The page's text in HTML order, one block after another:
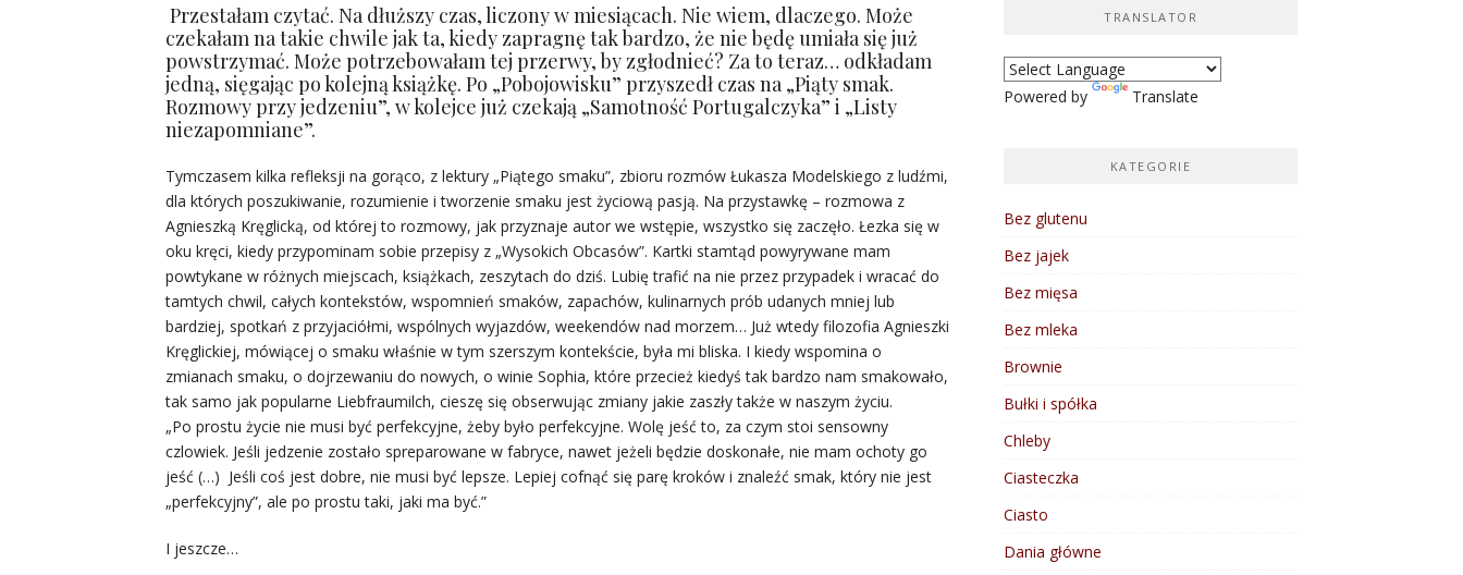
Przestałam czytać. Na dłuższy czas, liczony w miesiącach. Nie wiem, dlaczego. Może
czekałam na takie chwile jak ta, kiedy zapragnę tak bardzo, że nie będę umiała się już
powstrzymać. Może potrzebowałam tej przerwy, by zgłodnieć? Za to teraz… odkładam
jedną, sięgając po kolejną książkę. Po „Pobojowisku” przyszedł czas na „Piąty smak.
Rozmowy przy jedzeniu”, w kolejce już czekają „Samotność Portugalczyka” i „Listy
niezapomniane”.
Tymczasem kilka refleksji na gorąco, z lektury „Piątego smaku”, zbioru rozmów Łukasza Modelskiego z ludźmi,
dla których poszukiwanie, rozumienie i tworzenie smaku jest życiową pasją. Na przystawkę – rozmowa z
Agnieszką Kręglicką, od której to rozmowy, jak przyznaje autor we wstępie, wszystko się zaczęło. Łezka się w
oku kręci, kiedy przypominam sobie przepisy z „Wysokich Obcasów”. Kartki stamtąd powyrywane mam
powtykane w różnych miejscach, książkach, zeszytach do dziś. Lubię trafić na nie przez przypadek i wracać do
tamtych chwil, całych kontekstów, wspomnień smaków, zapachów, kulinarnych prób udanych mniej lub
bardziej, spotkań z przyjaciółmi, wspólnych wyjazdów, weekendów nad morzem… Już wtedy filozofia Agnieszki
Kręglickiej, mówiącej o smaku właśnie w tym szerszym kontekście, była mi bliska. I kiedy wspomina o
zmianach smaku, o dojrzewaniu do nowych, o winie Sophia, które przecież kiedyś tak bardzo nam smakowało,
tak samo jak popularne Liebfraumilch, cieszę się obserwując zmiany jakie zaszły także w naszym życiu.
„Po prostu życie nie musi być perfekcyjne, żeby było perfekcyjne. Wolę jeść to, za czym stoi sensowny
czlowiek. Jeśli jedzenie zostało spreparowane w fabryce, nawet jeżeli będzie doskonałe, nie mam ochoty go
jeść (…) Jeśli coś jest dobre, nie musi być lepsze. Lepiej cofnąć się parę kroków i znaleźć smak, który nie jest
„perfekcyjny”, ale po prostu taki, jaki ma być.”
I jeszcze…
TRANSLATOR
Powered by Translate
KATEGORIE
Bez glutenu
Bez jajek
Bez mięsa
Bez mleka
Brownie
Bułki i spółka
Chleby
Ciasteczka
Ciasto
Dania główne